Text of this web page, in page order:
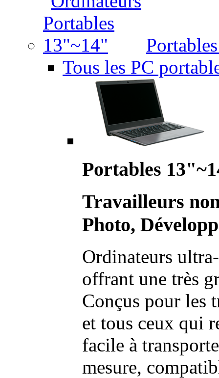
Tous les PC
Portables
Travailleurs
Photo,
Ordinateurs
offrant une très
Conçus pour les
et tous ceux qui
facile à
mesure,